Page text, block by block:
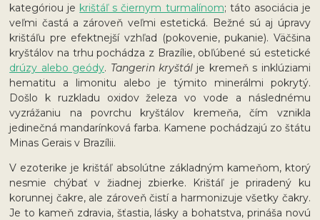
kategóriou je krištáľ s čiernym turmalínom; táto asociácia je
veľmi častá a zároveň veľmi estetická. Bežné sú aj úpravy
krištáľu pre efektnejší vzhľad (pokovenie, pukanie). Väčšina
kryštálov na trhu pochádza z Brazílie, obľúbené sú estetické
drúzy alebo geódy. Tangerin kryštálje kremeň s inklúziami
hematitu a limonitu alebo je týmito minerálmi pokrytý.
Došlo k ruzkladu oxidov železa vo vode a následnému
vyzrážaniu na povrchu kryštálov kremeňa, čím vznikla
jedinečná mandarínková farba. Kamene pochádzajú zo štátu
Minas Gerais v Brazílii.
V ezoterike je krištáľ absolútne základným kameňom, ktorý
nesmie chýbať v žiadnej zbierke. Krištáľ je priradený ku
korunnej čakre, ale zároveň čistí a harmonizuje všetky čakry.
Je to kameň zdravia, šťastia, lásky a bohatstva, prináša novú